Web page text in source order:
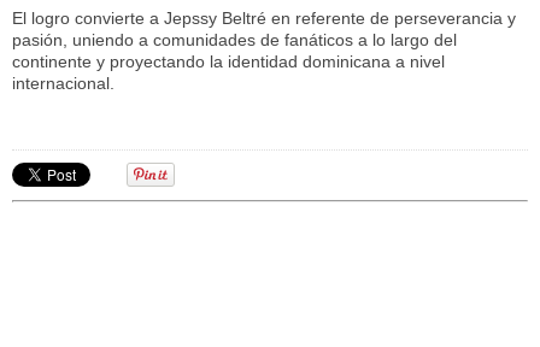
El logro convierte a Jepssy Beltré en referente de perseverancia y
pasión, uniendo a comunidades de fanáticos a lo largo del
continente y proyectando la identidad dominicana a nivel
internacional.